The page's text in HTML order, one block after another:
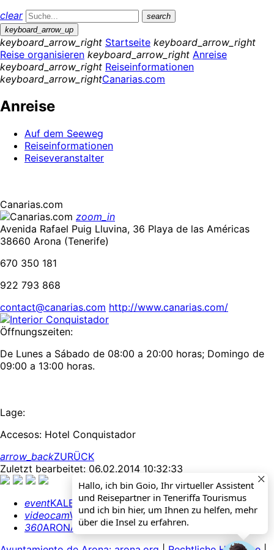
Hallo, ich bin Goio, Ihr virtueller Assistent
und Reisepartner in Teneriffa Tourismus
und ich bin hier, um Ihnen zu helfen, mehr
über die Insel zu erfahren.
clear
search
keyboard_arrow_up
keyboard_arrow_right Startseite keyboard_arrow_right
Reise organisieren keyboard_arrow_right Anreise
keyboard_arrow_right Reiseinformationen
keyboard_arrow_rightCanarias.com
Anreise
Auf dem Seeweg
Reiseinformationen
Reiseveranstalter
Canarias.com
zoom_in
Avenida Rafael Puig Lluvina, 36 Playa de las Américas
38660 Arona (Tenerife)
670 350 181
922 793 868
contact@canarias.com http://www.canarias.com/
Öffnungszeiten:
De Lunes a Sábado de 08:00 a 20:00 horas; Domingo de
09:00 a 13:00 horas.
Lage:
Accesos: Hotel Conquistador
arrow_backZURÜCK
Zuletzt bearbeitet: 06.02.2014 10:32:33
eventKALENDER
videocamWEBCAMS
360ARONA 360º